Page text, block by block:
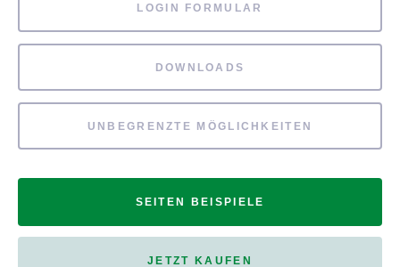
LOGIN FORMULAR
DOWNLOADS
UNBEGRENZTE MÖGLICHKEITEN
SEITEN BEISPIELE
JETZT KAUFEN